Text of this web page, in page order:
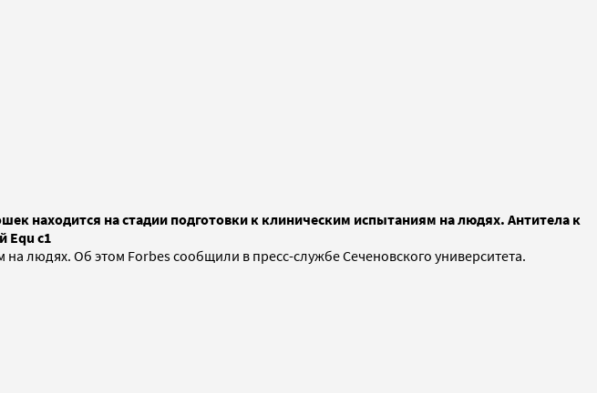
находится на стадии подготовки к клиническим испытаниям на людях. Антитела к
Equ c1
людях. Об этом Forbes сообщили в пресс-службе Сеченовского университета.